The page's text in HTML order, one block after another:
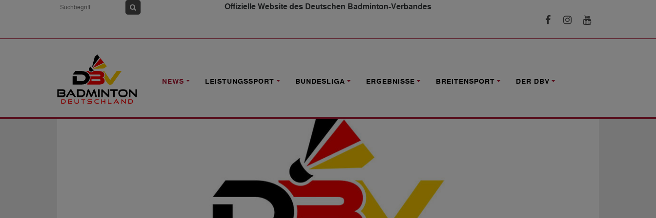
Offizielle Website des Deutschen Badminton-Verbandes
NEWS LEISTUNGSSPORT BUNDESLIGA ERGEBNISSE BREITENSPORT DER DBV
NEWS